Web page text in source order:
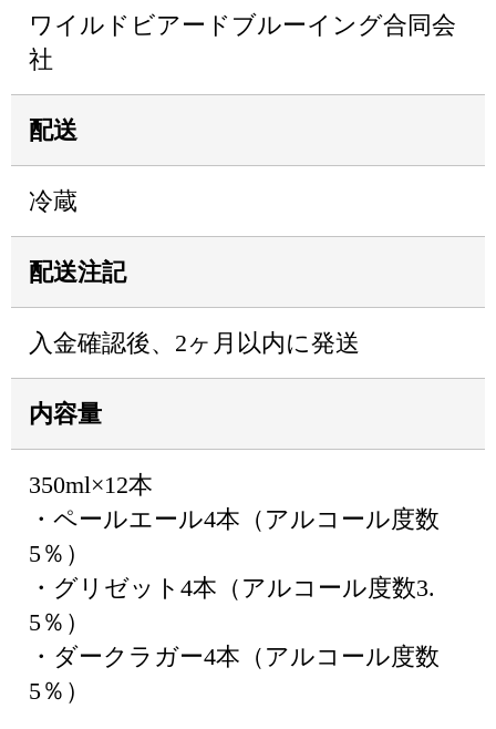
ワイルドビアードブルーイング合同会
社
配送
冷蔵
配送注記
入金確認後、2ヶ月以内に発送
内容量
350ml×12本
・ペールエール4本（アルコール度数
5％）
・グリゼット4本（アルコール度数3.
5％）
・ダークラガー4本（アルコール度数
5％）